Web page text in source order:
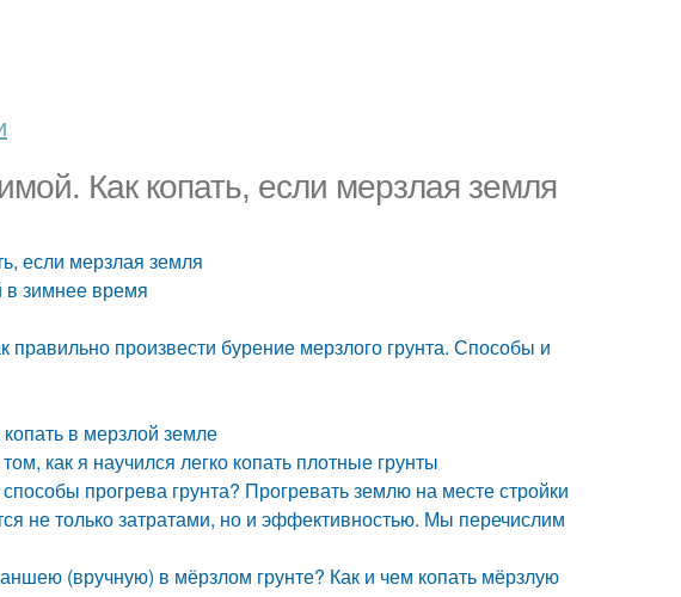
Как копать, если мерзлая земля
если мерзлая земля
в зимнее время
произвести бурение мерзлого грунта. Способы и
в мерзлой земле
как я научился легко копать плотные грунты
прогрева грунта? Прогревать землю на месте стройки
не только затратами, но и эффективностью. Мы перечислим
(вручную) в мёрзлом грунте? Как и чем копать мёрзлую